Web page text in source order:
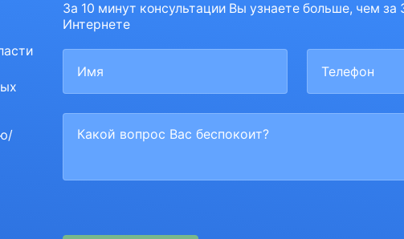
За 10 минут консультации Вы узнаете больше, чем за
Интернете